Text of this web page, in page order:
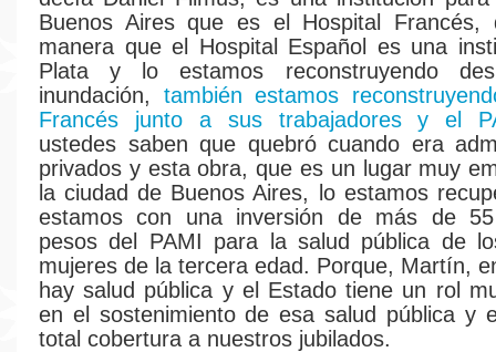
Buenos Aires que es el Hospital Francés,
manera que el Hospital Español es una
Plata y lo estamos reconstruyendo
inundación, también estamos
Francés junto a sus trabajadores y el
ustedes saben que quebró cuando era
privados y esta obra, que es un lugar muy
la ciudad de Buenos Aires, lo estamos
estamos con una inversión de más de
pesos del PAMI para la salud pública de
mujeres de la tercera edad. Porque, Martín,
hay salud pública y el Estado tiene un rol
en el sostenimiento de esa salud pública y
total cobertura a nuestros jubilados.